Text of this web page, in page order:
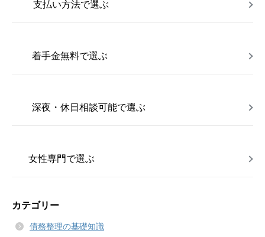
支払い方法で選ぶ
着手金無料で選ぶ
深夜・休日相談可能で選ぶ
女性専門で選ぶ
カテゴリー
債務整理の基礎知識